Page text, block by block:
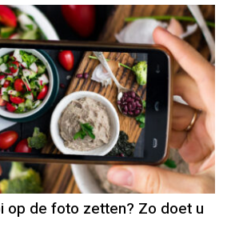
op de foto zetten? Zo doet u